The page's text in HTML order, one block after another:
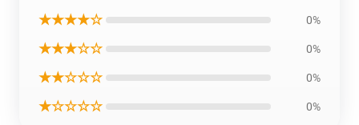
★★★★☆ 0%
★★★☆☆ 0%
★★☆☆☆ 0%
★☆☆☆☆ 0%